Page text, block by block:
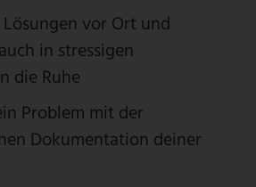
vor Ort und
in stressigen
die Ruhe
Problem mit der
Dokumentation deiner